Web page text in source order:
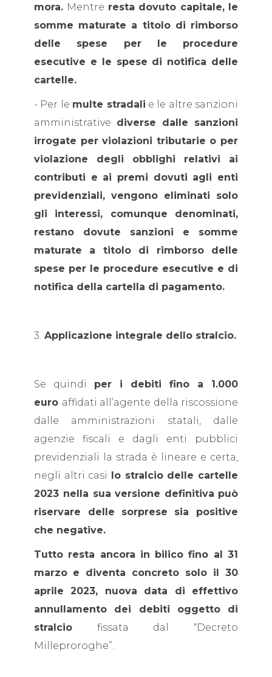
mora. Mentre resta dovuto capitale, le
somme maturate a titolo di rimborso
delle spese per le procedure
esecutive e le spese di notifica delle
cartelle.
- Per le multe stradali e le altre sanzioni
amministrative diverse dalle sanzioni
irrogate per violazioni tributarie o per
violazione degli obblighi relativi ai
contributi e ai premi dovuti agli enti
previdenziali, vengono eliminati solo
gli interessi, comunque denominati,
restano dovute sanzioni e somme
maturate a titolo di rimborso delle
spese per le procedure esecutive e di
notifica della cartella di pagamento.
3. Applicazione integrale dello stralcio.
Se quindi per i debiti fino a 1.000
euro affidati all’agente della riscossione
dalle amministrazioni statali, dalle
agenzie fiscali e dagli enti pubblici
previdenziali la strada è lineare e certa,
negli altri casi lo stralcio delle cartelle
2023 nella sua versione definitiva può
riservare delle
sorprese sia positive
che negative.
Tutto resta ancora in bilico fino al 31
marzo e diventa concreto solo il 30
aprile 2023, nuova data di effettivo
annullamento dei debiti oggetto di
stralcio fissata dal “Decreto
Milleproroghe”.